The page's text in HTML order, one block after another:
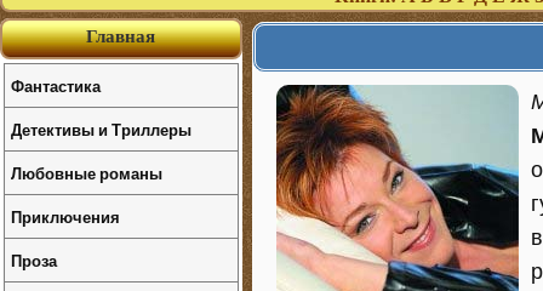
Главная
Фантастика
Детективы и Триллеры
Любовные романы
Приключения
Проза